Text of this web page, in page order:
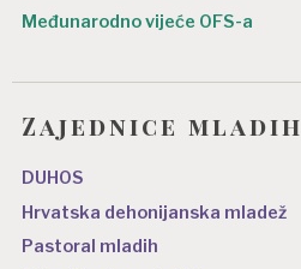
Međunarodno vijeće OFS-a
Zajednice mladih
DUHOS
Hrvatska dehonijanska mladež
Pastoral mladih